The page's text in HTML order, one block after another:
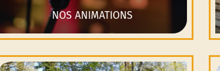
NOS ANIMATIONS